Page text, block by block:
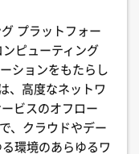
プラットフォー
ピューティング
ションをもたらし
、高度なネットワ
ビスのオフロー
、クラウドやデー
環境のあらゆるワ